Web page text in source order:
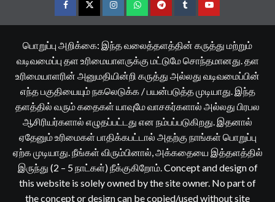
FacebookTwitterInstagramWhatsappTelegramTumblrYouTube
பொறுப்பு அறிக்கை: இந்த வலைத்தளத்தின் கருத்து மற்றும்
வடிவமைப்பு தள உரிமையாளருக்கு மட்டுமே சொந்தமானது. தள
உரிமையாளரின் அனுமதியின்றி கருத்து அல்லது வடிவமைப்பின்
எந்த பகுதியையும் நகலெடுக்க / பயன்படுத்த முடியாது. இந்த
தளத்தில் வரும் கதைகள் யாவுமே வாசகர்களால் அல்லது பிரபல
ஆசிரியர்களால் எழுதப்பட்டது என நம்பப்படுகிறது. இதனால்
ஏதேனும் உரிமைகள் பாதிக்கபட்டால் அதற்கு நாங்கள் பொறுப்பு
ஏற்க முடியாது. நீங்கள் விரும்பினால், அக்கதையை இத்தளத்தில்
இருந்து (2 – 5 நாட்கள்) நீக்குகிறோம். Concept and design of
this website is solely owned by the site owner. No part of
the concept or design can be copied/used without site